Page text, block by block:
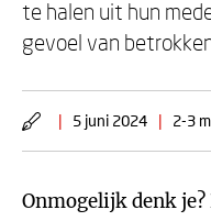
te halen uit hun
gevoel van
| 5 juni 2024 | 2-3
Onmogelijk denk